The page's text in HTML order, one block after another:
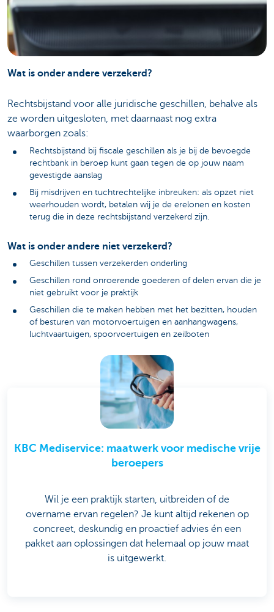
Wat is onder andere verzekerd?
Rechtsbijstand voor alle juridische geschillen, behalve als
ze worden uitgesloten, met daarnaast nog extra
waarborgen zoals:
Rechtsbijstand bij fiscale geschillen als je bij de bevoegde
rechtbank in beroep kunt gaan tegen de op jouw naam
gevestigde aanslag
Bij misdrijven en tuchtrechtelijke inbreuken: als opzet niet
weerhouden wordt, betalen wij je de erelonen en kosten
terug die in deze rechtsbijstand verzekerd zijn.
Wat is onder andere niet verzekerd?
Geschillen tussen verzekerden onderling
Geschillen rond onroerende goederen of delen ervan die je
niet gebruikt voor je praktijk
Geschillen die te maken hebben met het bezitten, houden
of besturen van motorvoertuigen en aanhangwagens,
luchtvaartuigen, spoorvoertuigen en zeilboten
KBC Mediservice: maatwerk voor medische vrije
beroepers
Wil je een praktijk starten, uitbreiden of de
overname ervan regelen? Je kunt altijd rekenen op
concreet, deskundig en proactief advies én een
pakket aan oplossingen dat helemaal op jouw maat
is uitgewerkt.